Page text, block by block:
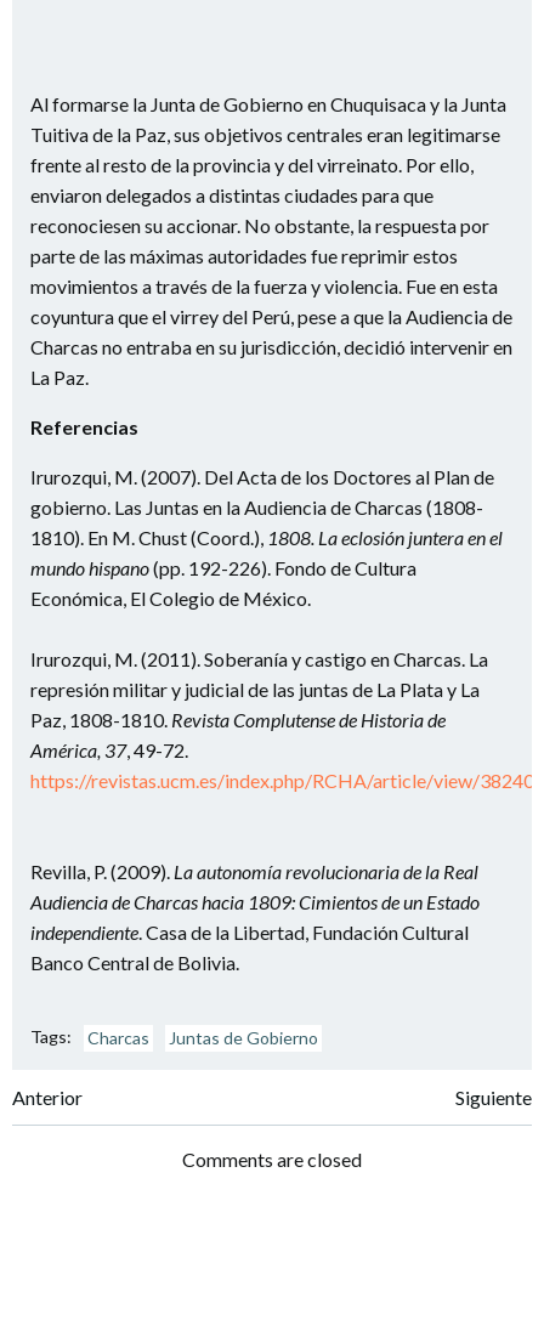
Al formarse la Junta de Gobierno en Chuquisaca y la Junta
Tuitiva de la Paz, sus objetivos centrales eran legitimarse
frente al resto de la provincia y del virreinato. Por ello,
enviaron delegados a distintas ciudades para que
reconociesen su accionar. No obstante, la respuesta por
parte de las máximas autoridades fue reprimir estos
movimientos a través de la fuerza y violencia. Fue en esta
coyuntura que el virrey del Perú, pese a que la Audiencia de
Charcas no entraba en su jurisdicción, decidió intervenir en
La Paz.
Referencias
Irurozqui, M. (2007). Del Acta de los Doctores al Plan de
gobierno. Las Juntas en la Audiencia de Charcas (1808-
1810). En M. Chust (Coord.), 1808. La eclosión juntera en el
mundo hispano(pp. 192-226). Fondo de Cultura
Económica, El Colegio de México.
Irurozqui, M. (2011). Soberanía y castigo en Charcas. La
represión militar y judicial de las juntas de La Plata y La
Paz, 1808-1810. Revista Complutense de Historia de
América, 37, 49-72.
https://revistas.ucm.es/index.php/RCHA/article/view/38240
Revilla, P. (2009). La autonomía revolucionaria de la Real
Audiencia de Charcas hacia 1809: Cimientos de un Estado
independiente. Casa de la Libertad, Fundación Cultural
Banco Central de Bolivia.
Tags: Charcas Juntas de Gobierno
Navegación
Anterior
Navegación
por
Siguiente
Comments are closed